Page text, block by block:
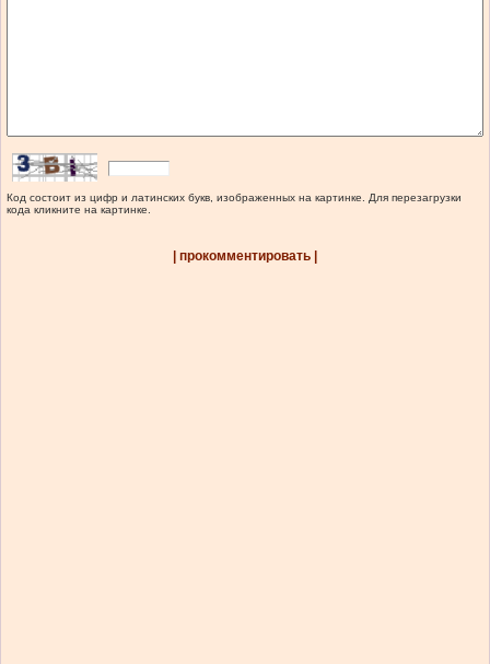
Код состоит из цифр и латинских букв, изображенных на картинке. Для перезагрузки
кода кликните на картинке.
| прокомментировать |